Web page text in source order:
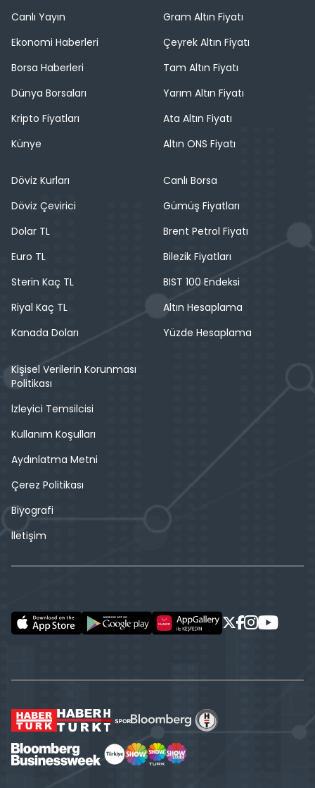
Canlı Yayın
Ekonomi Haberleri
Borsa Haberleri
Dünya Borsaları
Kripto Fiyatları
Künye
Gram Altın Fiyatı
Çeyrek Altın Fiyatı
Tam Altın Fiyatı
Yarım Altın Fiyatı
Ata Altın Fiyatı
Altın ONS Fiyatı
Döviz Kurları
Döviz Çevirici
Dolar TL
Euro TL
Sterin Kaç TL
Riyal Kaç TL
Kanada Doları
Canlı Borsa
Gümüş Fiyatları
Brent Petrol Fiyatı
Bilezik Fiyatları
BIST 100 Endeksi
Altın Hesaplama
Yüzde Hesaplama
Kişisel Verilerin Korunması
Politikası
İzleyici Temsilcisi
Kullanım Koşulları
Aydınlatma Metni
Çerez Politikası
Biyografi
İletişim